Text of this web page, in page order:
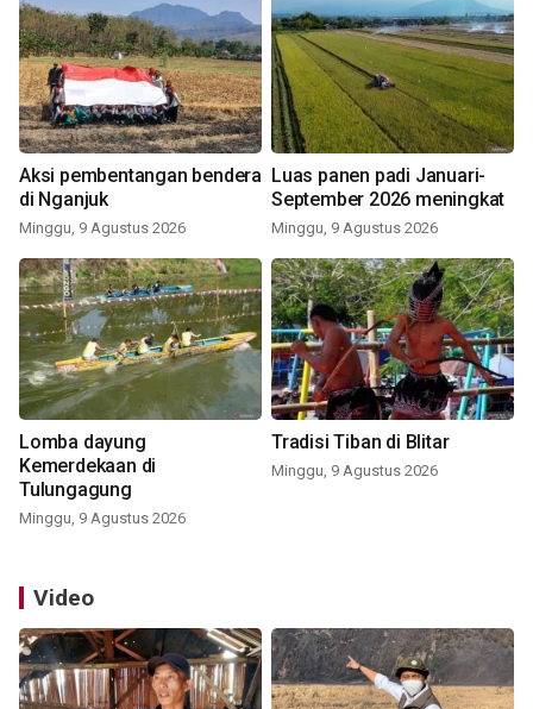
Aksi pembentangan bendera
di Nganjuk
Minggu, 9 Agustus 2026
Luas panen padi Januari-
September 2026 meningkat
Minggu, 9 Agustus 2026
Lomba dayung
Kemerdekaan di
Tulungagung
Minggu, 9 Agustus 2026
Tradisi Tiban di Blitar
Minggu, 9 Agustus 2026
Video